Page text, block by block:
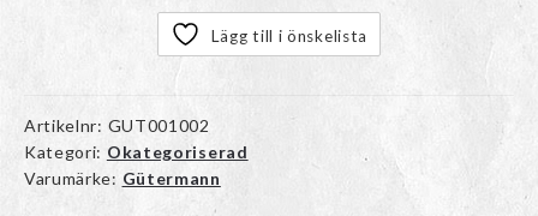
Lägg till i önskelista
Artikelnr: GUT001002
Kategori: Okategoriserad
Varumärke: Gütermann